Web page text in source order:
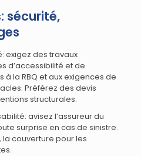
sécurité,
exigez des travaux
d’accessibilité et de
à la RBQ et aux exigences de
Préférez des devis
structurales.
avisez l’assureur du
surprise en cas de sinistre.
la couverture pour les